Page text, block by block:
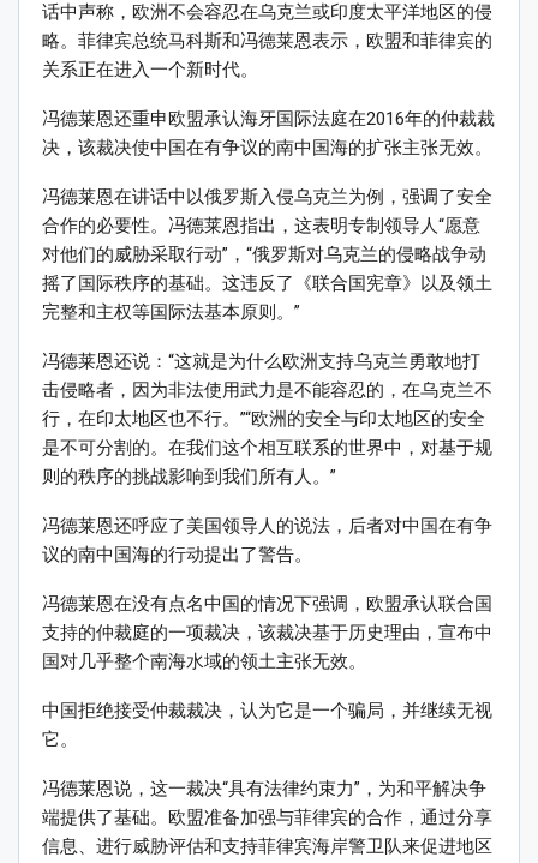
话中声称，欧洲不会容忍在乌克兰或印度太平洋地区的侵
略。菲律宾总统马科斯和冯德莱恩表示，欧盟和菲律宾的
关系正在进入一个新时代。
冯德莱恩还重申欧盟承认海牙国际法庭在2016年的仲裁裁
决，该裁决使中国在有争议的南中国海的扩张主张无效。
冯德莱恩在讲话中以俄罗斯入侵乌克兰为例，强调了安全
合作的必要性。冯德莱恩指出，这表明专制领导人“愿意
对他们的威胁采取行动”，“俄罗斯对乌克兰的侵略战争动
摇了国际秩序的基础。这违反了《联合国宪章》以及领土
完整和主权等国际法基本原则。”
冯德莱恩还说：“这就是为什么欧洲支持乌克兰勇敢地打
击侵略者，因为非法使用武力是不能容忍的，在乌克兰不
行，在印太地区也不行。”“欧洲的安全与印太地区的安全
是不可分割的。在我们这个相互联系的世界中，对基于规
则的秩序的挑战影响到我们所有人。”
冯德莱恩还呼应了美国领导人的说法，后者对中国在有争
议的南中国海的行动提出了警告。
冯德莱恩在没有点名中国的情况下强调，欧盟承认联合国
支持的仲裁庭的一项裁决，该裁决基于历史理由，宣布中
国对几乎整个南海水域的领土主张无效。
中国拒绝接受仲裁裁决，认为它是一个骗局，并继续无视
它。
冯德莱恩说，这一裁决“具有法律约束力”，为和平解决争
端提供了基础。欧盟准备加强与菲律宾的合作，通过分享
信息、进行威胁评估和支持菲律宾海岸警卫队来促进地区